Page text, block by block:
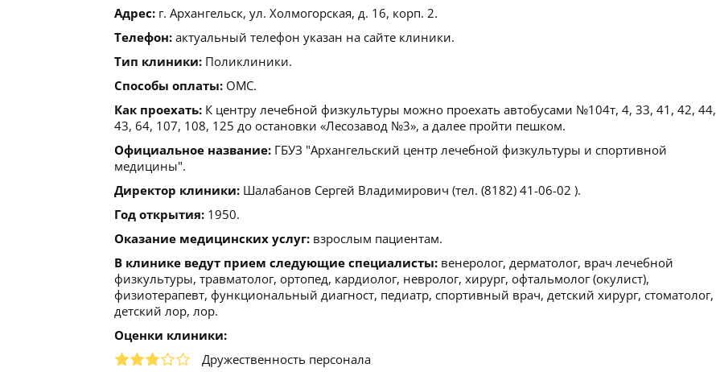
Адрес: г. Архангельск, ул. Холмогорская, д. 16, корп. 2.
Телефон: актуальный телефон указан на сайте клиники.
Тип клиники: Поликлиники.
Способы оплаты: ОМС.
Как проехать: К центру лечебной физкультуры можно проехать автобусами №104т, 4, 33, 41, 42, 44,
43, 64, 107, 108, 125 до остановки «Лесозавод №3», а далее пройти пешком.
Официальное название: ГБУЗ "Архангельский центр лечебной физкультуры и спортивной
медицины".
Директор клиники: Шалабанов Сергей Владимирович (тел. (8182) 41-06-02 ).
Год открытия: 1950.
Оказание медицинских услуг: взрослым пациентам.
В клинике ведут прием следующие специалисты: венеролог, дерматолог, врач лечебной
физкультуры, травматолог, ортопед, кардиолог, невролог, хирург, офтальмолог (окулист),
физиотерапевт, функциональный диагност, педиатр, спортивный врач, детский хирург, стоматолог,
детский лор, лор.
Оценки клиники:
Дружественность персонала